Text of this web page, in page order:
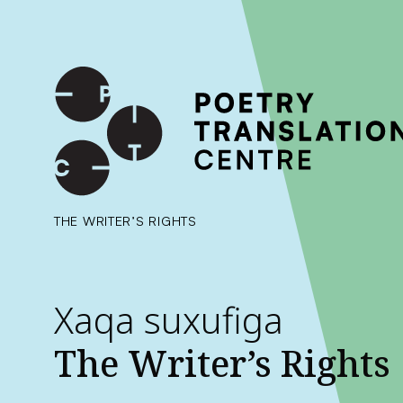
International shipping available - enter your address at
THE WRITER’S RIGHTS
Xaqa suxufiga
The Writer’s Rights